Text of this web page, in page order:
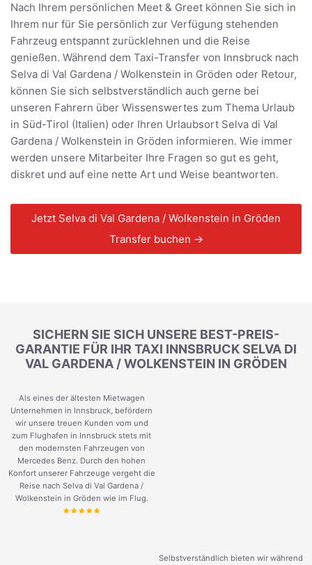
Nach Ihrem persönlichen Meet & Greet können Sie sich in
Ihrem nur für Sie persönlich zur Verfügung stehenden
Fahrzeug entspannt zurücklehnen und die Reise
genießen. Während dem Taxi-Transfer von Innsbruck nach
Selva di Val Gardena / Wolkenstein in Gröden oder Retour,
können Sie sich selbstverständlich auch gerne bei
unseren Fahrern über Wissenswertes zum Thema Urlaub
in Süd-Tirol (Italien) oder Ihren Urlaubsort Selva di Val
Gardena / Wolkenstein in Gröden informieren. Wie immer
werden unsere Mitarbeiter Ihre Fragen so gut es geht,
diskret und auf eine nette Art und Weise beantworten.
Jetzt Selva di Val Gardena / Wolkenstein in Gröden
Transfer buchen →
SICHERN SIE SICH UNSERE BEST-PREIS-
GARANTIE FÜR IHR TAXI INNSBRUCK SELVA DI
VAL GARDENA / WOLKENSTEIN IN GRÖDEN
Als eines der ältesten Mietwagen
Unternehmen in Innsbruck, befördern
wir unsere treuen Kunden vom und
zum Flughafen in Innsbruck stets mit
den modernsten Fahrzeugen von
Mercedes Benz. Durch den hohen
Konfort unserer Fahrzeuge vergeht die
Reise nach Selva di Val Gardena /
Wolkenstein in Gröden wie im Flug.
Selbstverständlich bieten wir während